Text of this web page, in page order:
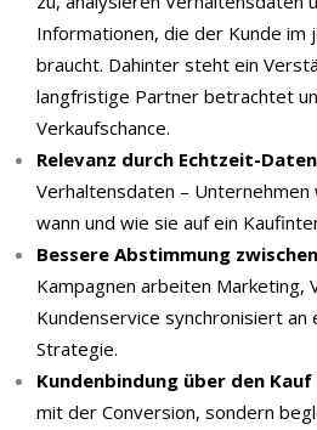
Informationen, die der Kunde im
braucht. Dahinter steht ein
langfristige Partner betrachtet
Verkaufschance.
Relevanz durch Echtzeit-Daten
Verhaltensdaten – Unternehmen
wann und wie sie auf ein
Bessere Abstimmung
Kampagnen arbeiten Marketing,
Kundenservice synchronisiert an
Strategie.
Kundenbindung über den Kauf
mit der Conversion, sondern